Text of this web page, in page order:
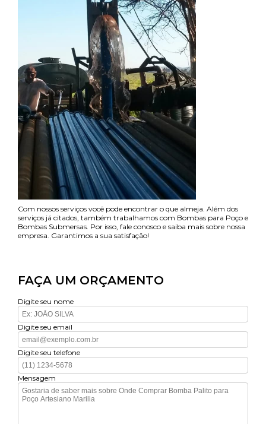
Com nossos serviços você pode encontrar o que almeja. Além dos
serviços já citados, também trabalhamos com Bombas para Poço e
Bombas Submersas. Por isso, fale conosco e saiba mais sobre nossa
empresa. Garantimos a sua satisfação!
FAÇA UM ORÇAMENTO
Digite seu nome
Digite seu email
Digite seu telefone
Mensagem